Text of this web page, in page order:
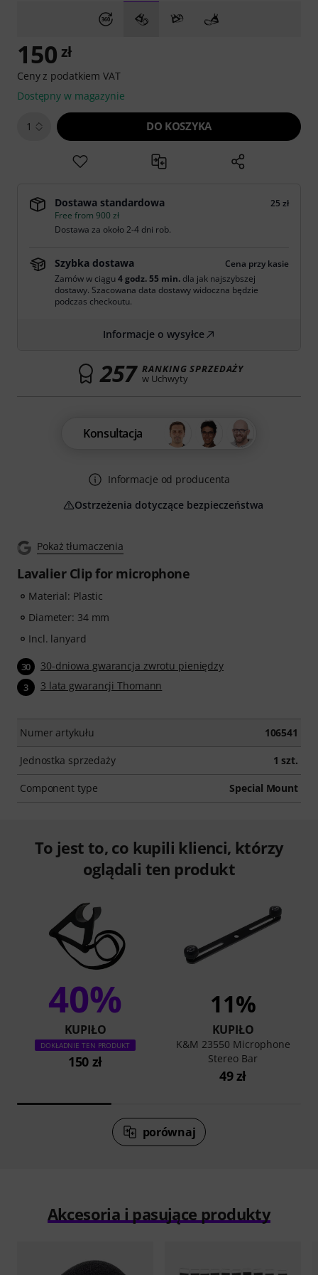
Pokaż tłumaczenia
Lavalier Clip for microphone
Material: Plastic
Diameter: 34 mm
Incl. lanyard
30 30-dniowa gwarancja zwrotu pieniędzy
3 3 lata gwarancji Thomann
Numer artykułu 106541
Jednostka sprzedaży 1 szt.
Component type Special Mount
150 zł
Ceny z podatkiem VAT
Dostępny w magazynie
1 DO KOSZYKA
Dostawa standardowa
25 zł
Free from 900 zł
Dostawa za około 2-4 dni rob.
Szybka dostawa
Cena przy kasie
Zamów w ciągu4 godz. 55 min. dla jak najszybszej
dostawy. Szacowana data dostawy widoczna będzie
podczas checkoutu.
Informacje o wysyłce
257 RANKING SPRZEDAŻY
w Uchwyty
Konsultacja
Informacje od producenta
Ostrzeżenia dotyczące bezpieczeństwa
To jest to, co kupili klienci, którzy
oglądali ten produkt
40%
KUPIŁO
DOKŁADNIE TEN PRODUKT
150 zł
11%
KUPIŁO
K&M 23550 Microphone
Stereo Bar
49 zł
porównaj
Akcesoria i pasujące produkty